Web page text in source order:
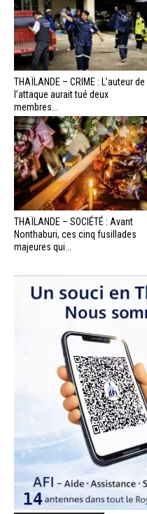
THAÏLANDE – CRIME : L’auteur de
l’attaque aurait tué deux
membres...
THAÏLANDE – SOCIÉTÉ : Avant
Nonthaburi, ces cinq fusillades
majeures qui...